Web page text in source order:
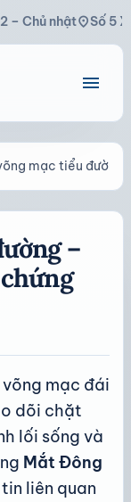
– Chủ nhậtlocation_onSố 5
menu
mạc tiểu
–
mạc đái
dõi chặt
lối sống và
Mắt Đông
liên quan